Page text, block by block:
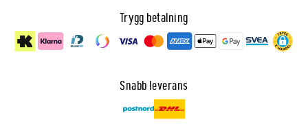
Trygg betalning
Snabb leverans